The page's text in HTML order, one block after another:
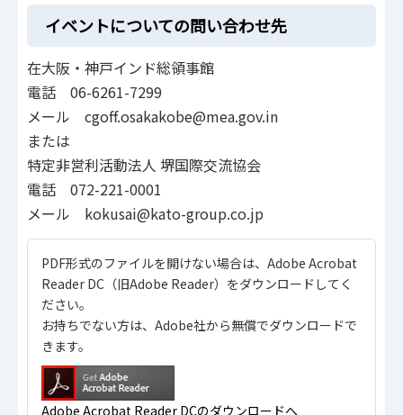
イベントについての問い合わせ先
在大阪・神戸インド総領事館
電話 06-6261-7299
メール cgoff.osakakobe@mea.gov.in
または
特定非営利活動法人 堺国際交流協会
電話 072-221-0001
メール kokusai@kato-group.co.jp
PDF形式のファイルを開けない場合は、Adobe Acrobat
Reader DC（旧Adobe Reader）をダウンロードしてく
ださい。
お持ちでない方は、Adobe社から無償でダウンロードで
きます。
Adobe Acrobat Reader DCのダウンロードへ